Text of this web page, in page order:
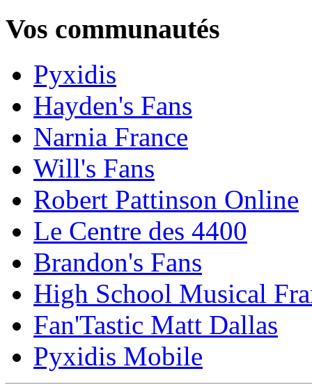
Vos communautés
Pyxidis
Hayden's Fans
Narnia France
Will's Fans
Robert Pattinson Online
Le Centre des 4400
Brandon's Fans
High School Musical
Fan'Tastic Matt Dallas
Pyxidis Mobile